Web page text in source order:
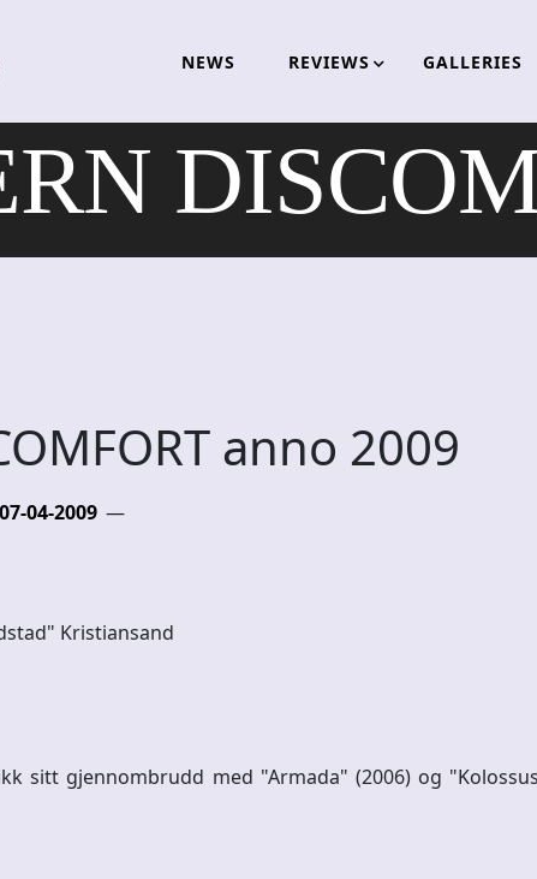
NEWS REVIEWS GALLERIES
anno 2009
07-04-2009
Kristiansand
sitt gjennombrudd med "Armada" (2006) og